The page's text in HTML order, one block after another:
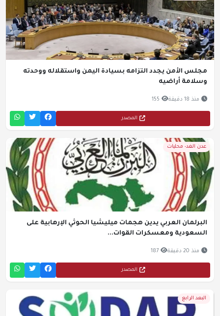
مجلس الأمن يجدد التزامه بسيادة اليمن واستقلاله ووحدته
وسلامة أراضيه
منذ 18 دقيقة 155
المصدر
عدن الغد- محليات
البرلمان العربي يدين هجمات ميليشيا الحوثي الإرهابية على
السعودية ومعسكرات القوات...
منذ 20 دقيقة 187
المصدر
البعد الرابع